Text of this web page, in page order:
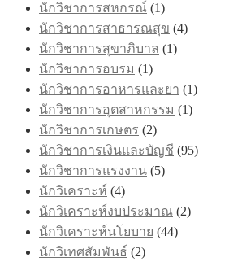
นักวิชาการสหกรณ์ (1)
นักวิชาการสาธารณสุข (4)
นักวิชาการสุขาภิบาล (1)
นักวิชาการอบรม (1)
นักวิชาการอาหารและยา (1)
นักวิชาการอุตสาหกรรม (1)
นักวิชาการเกษตร (2)
นักวิชาการเงินและบัญชี (95)
นักวิชาการแรงงาน (5)
นักวิเคราะห์ (4)
นักวิเคราะห์งบประมาณ (2)
นักวิเคราะห์นโยบาย (44)
นักวิเทศสัมพันธ์ (2)